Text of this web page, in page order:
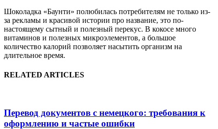
Шоколадка «Баунти» полюбилась потребителям не только из-
за рекламы и красивой истории про название, это по-
настоящему сытный и полезный перекус. В кокосе много
витаминов и полезных микроэлементов, а большое
количество калорий позволяет насытить организм на
длительное время.
RELATED ARTICLES
Перевод документов с немецкого: требования к
оформлению и частые ошибки